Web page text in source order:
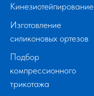
Кинезиотейпирование
Изготовление
силиконовых ортезов
Подбор
компрессионного
трикотажа